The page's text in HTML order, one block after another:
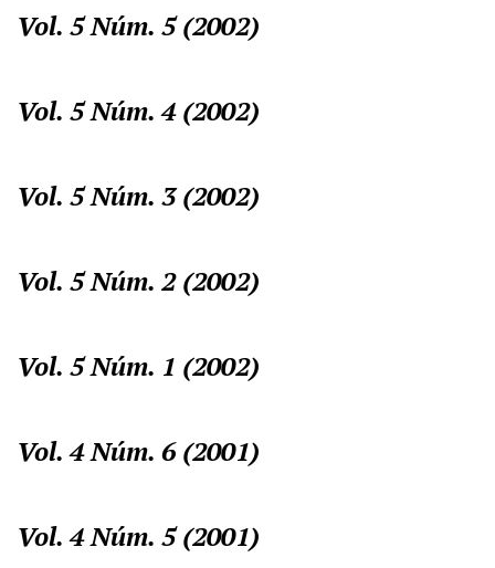
Vol. 5 Núm. 5 (2002)
Vol. 5 Núm. 4 (2002)
Vol. 5 Núm. 3 (2002)
Vol. 5 Núm. 2 (2002)
Vol. 5 Núm. 1 (2002)
Vol. 4 Núm. 6 (2001)
Vol. 4 Núm. 5 (2001)